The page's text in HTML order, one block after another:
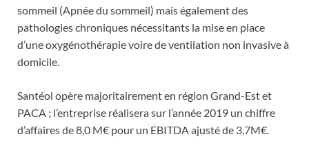
sommeil (Apnée du sommeil) mais également des
pathologies chroniques nécessitants la mise en place
d’une oxygénothérapie voire de ventilation non invasive à
domicile.
Santéol opère majoritairement en région Grand-Est et
PACA ; l’entreprise réalisera sur l’année 2019 un chiffre
d’affaires de 8,0 M€ pour un EBITDA ajusté de 3,7M€.